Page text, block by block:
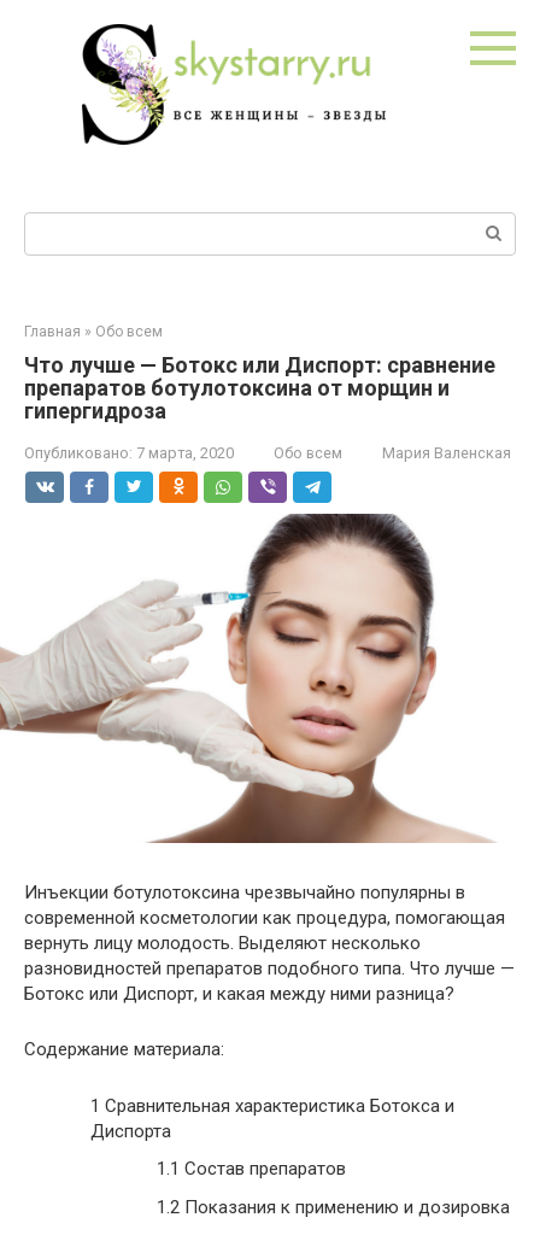
Поиск:
Главная » Обо всем
Что лучше — Ботокс или Диспорт: сравнение
препаратов ботулотоксина от морщин и
гипергидроза
Опубликовано: 7 марта, 2020 Обо всем Мария Валенская
Инъекции ботулотоксина чрезвычайно популярны в
современной косметологии как процедура, помогающая
вернуть лицу молодость. Выделяют несколько
разновидностей препаратов подобного типа. Что лучше —
Ботокс или Диспорт, и какая между ними разница?
Содержание материала:
1 Сравнительная характеристика Ботокса и
Диспорта
1.1 Состав препаратов
1.2 Показания к применению и дозировка